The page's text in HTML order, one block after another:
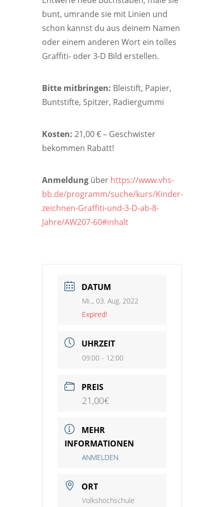
bunt, umrande sie mit Linien und
schon kannst du aus deinem Namen
oder einem anderen Wort ein tolles
Graffiti- oder 3-D Bild erstellen.
Bitte mitbringen: Bleistift, Papier,
Buntstifte, Spitzer, Radiergummi
Kosten: 21,00 € – Geschwister
bekommen Rabatt!
Anmeldung über https://www.vhs-
bb.de/programm/suche/kurs/Kinder-
zeichnen-Graffiti-und-3-D-ab-8-
Jahre/AW207-60#inhalt
DATUM
Mi.., 03. Aug. 2022
Expired!
UHRZEIT
09:00 - 12:00
PREIS
21,00€
MEHR
INFORMATIONEN
ANMELDEN
ORT
Volkshochschule